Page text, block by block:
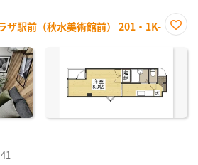
ザ駅前（秋水美術館前） 201・1K-
に入
録